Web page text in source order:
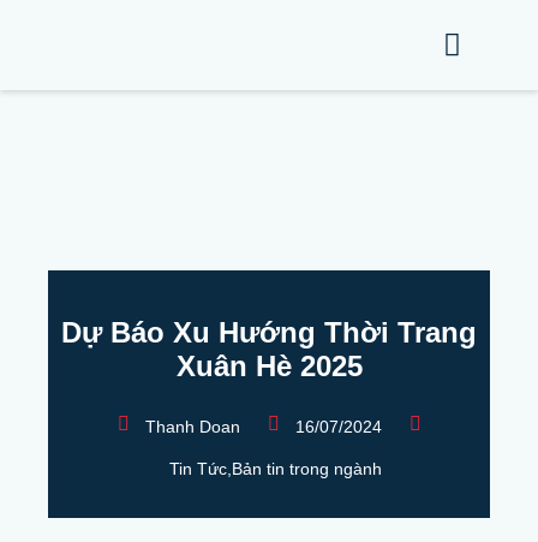
Dự Báo Xu Hướng Thời Trang
Xuân Hè 2025
Thanh Doan 16/07/2024
Tin Tức,Bản tin trong ngành